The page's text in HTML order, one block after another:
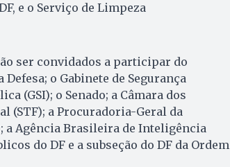
e o Serviço de Limpeza
ser convidados a participar do
o Gabinete de Segurança
(GSI); o Senado; a Câmara dos
(STF); a Procuradoria-Geral da
a Agência Brasileira de Inteligência
do DF e a subseção do DF da Ordem